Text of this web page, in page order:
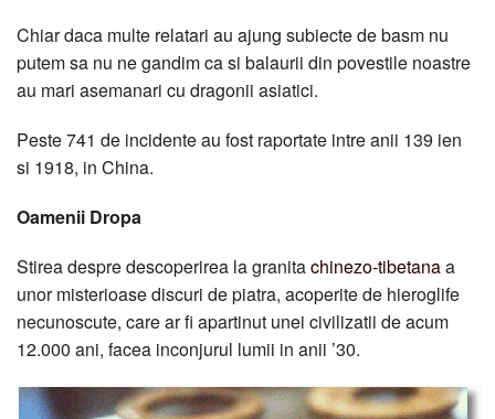
Chiar daca multe relatari au ajung subiecte de basm nu
putem sa nu ne gandim ca si balaurii din povestile noastre
au mari asemanari cu dragonii asiatici.
Peste 741 de incidente au fost raportate intre anii 139 ien
si 1918, in China.
Oamenii Dropa
Stirea despre descoperirea la granitachinezo-tibetanaa
unor misterioase discuri de piatra, acoperite de hieroglife
necunoscute, care ar fi apartinut unei civilizatii de acum
12.000 ani, facea inconjurul lumii in anii ’30.